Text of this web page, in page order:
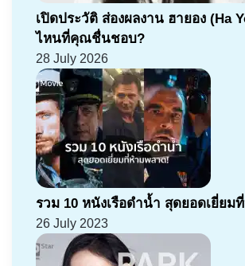
เปิดประวัติ ส่องผลงาน ฮายอง (Ha
ไหนที่คุณชื่นชอบ?
28 July 2026
รวม 10 หนังเรือดำน้ำ สุดยอดเยี่ยม
26 July 2023